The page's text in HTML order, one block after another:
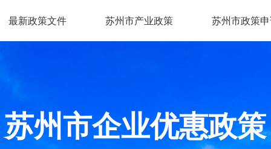
最新政策文件 苏州市产业政策 苏州市政策
苏州市企业优惠政策